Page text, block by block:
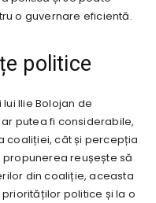
o guvernare eficientă.
politice
Ilie Bolojan de
putea fi considerabile,
coaliției, cât și percepția
reușește să
din coaliție, aceasta
politice și la o